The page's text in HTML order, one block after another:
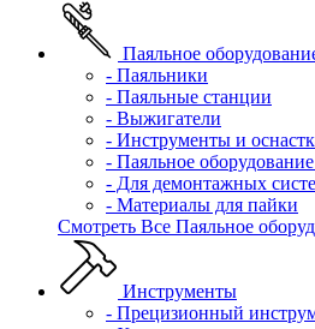
Паяльное
- Паяльники
- Паяльные станции
- Выжигатели
- Инструменты и
- Паяльное
- Для демонтажных
- Материалы для пайки
Смотреть Все Паяльное
Инструменты
- Прецизионный